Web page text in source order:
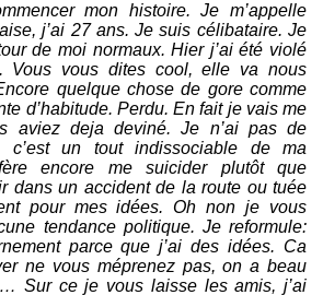
mon histoire. Je m’appelle
j’ai 27 ans. Je suis célibataire. Je
de moi normaux. Hier j’ai été violé
Vous vous dites cool, elle va nous
quelque chose de gore comme
d’habitude. Perdu. En fait je vais me
aviez deja deviné. Je n’ai pas de
c’est un tout indissociable de ma
encore me suicider plutôt que
dans un accident de la route ou tuée
pour mes idées. Oh non je vous
tendance politique. Je reformule:
parce que j’ai des idées. Ca
ne vous méprenez pas, on a beau
Sur ce je vous laisse les amis, j’ai